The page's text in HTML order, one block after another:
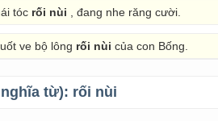
tóc rối nùi , đang nhe răng cười.
ve bộ lông rối nùi của con Bống.
từ): rối nùi